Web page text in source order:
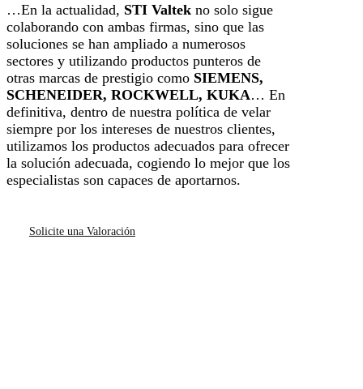
…En la actualidad, STI Valtek no solo sigue
colaborando con ambas firmas, sino que las
soluciones se han ampliado a numerosos
sectores y utilizando productos punteros de
otras marcas de prestigio como SIEMENS,
SCHENEIDER, ROCKWELL, KUKA… En
definitiva, dentro de nuestra política de velar
siempre por los intereses de nuestros clientes,
utilizamos los productos adecuados para ofrecer
la solución adecuada, cogiendo lo mejor que los
especialistas son capaces de aportarnos.
Solicite una Valoración